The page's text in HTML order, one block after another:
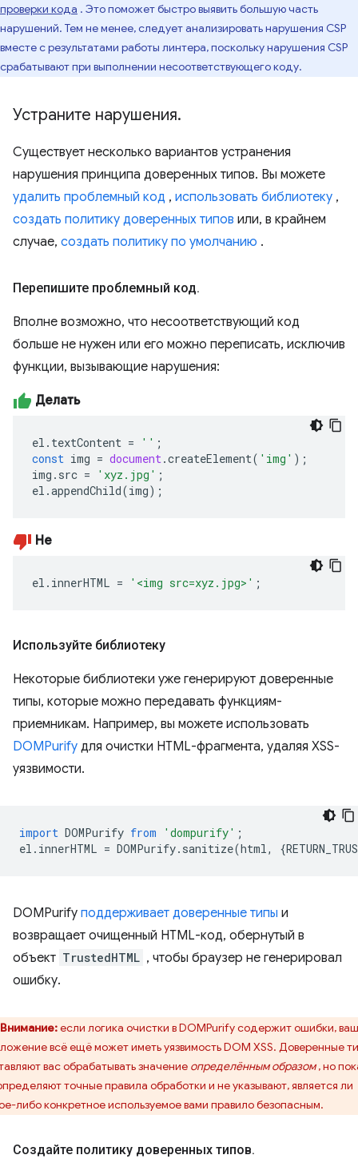
проверки кода . Это поможет быстро выявить большую часть
нарушений. Тем не менее, следует анализировать нарушения CSP
вместе с результатами работы линтера, поскольку нарушения CSP
срабатывают при выполнении несоответствующего коду.
Устраните нарушения.
Существует несколько вариантов устранения
нарушения принципа доверенных типов. Вы можете
удалить проблемный код , использовать библиотеку ,
создать политику доверенных типов или, в крайнем
случае, создать политику по умолчанию .
Перепишите проблемный код.
Вполне возможно, что несоответствующий код
больше не нужен или его можно переписать, исключив
функции, вызывающие нарушения:
Делать
el . textContent = '' ;
const img = document .createElement( 'img' );
img . src = 'xyz.jpg' ;
el .appendChild(img);
Не
el . innerHTML = '<img src=xyz.jpg>' ;
Используйте библиотеку
Некоторые библиотеки уже генерируют доверенные
типы, которые можно передавать функциям-
приемникам. Например, вы можете использовать
DOMPurify для очистки HTML-фрагмента, удаляя XSS-
уязвимости.
import DOMPurify from 'dompurify' ;
el . innerHTML = DOMPurify. sanitize(html , {
DOMPurify поддерживает доверенные типы и
возвращает очищенный HTML-код, обернутый в
объект TrustedHTML , чтобы браузер не генерировал
ошибку.
Внимание:если логика очистки в DOMPurify содержит ошибки,
всё ещё может иметь уязвимость DOM XSS. Доверенные
вас обрабатывать значение определённым образом, но
точные правила обработки и не указывают, является ли
либо конкретное используемое вами правило безопасным.
Создайте политику доверенных типов.